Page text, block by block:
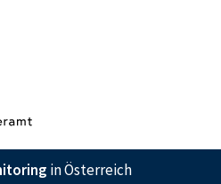
mit einzelnen
elektronische Workflow
in Österreich